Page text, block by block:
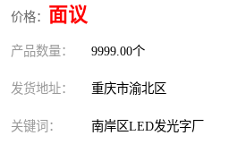
价格： 面议
产品数量： 9999.00个
发货地址： 重庆市渝北区
关键词： 南岸区LED发光字厂